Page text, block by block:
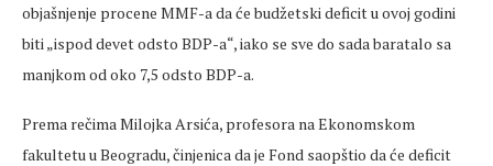
objašnjenje procene MMF-a da će budžetski deficit u ovoj godini
biti „ispod devet odsto BDP-a“, iako se sve do sada baratalo sa
manjkom od oko 7,5 odsto BDP-a.
Prema rečima Milojka Arsića, profesora na Ekonomskom
fakultetu u Beogradu, činjenica da je Fond saopštio da će deficit